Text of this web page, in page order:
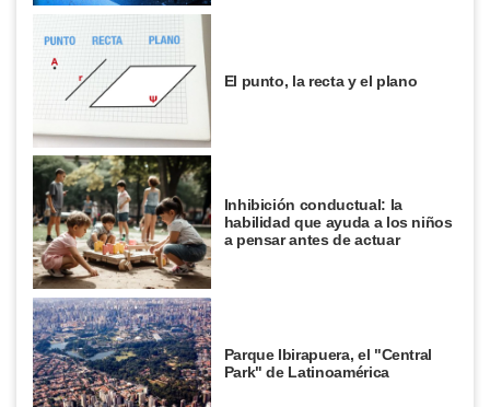
El punto, la recta y el plano
Inhibición conductual: la
habilidad que ayuda a los niños
a pensar antes de actuar
Parque Ibirapuera, el "Central
Park" de Latinoamérica